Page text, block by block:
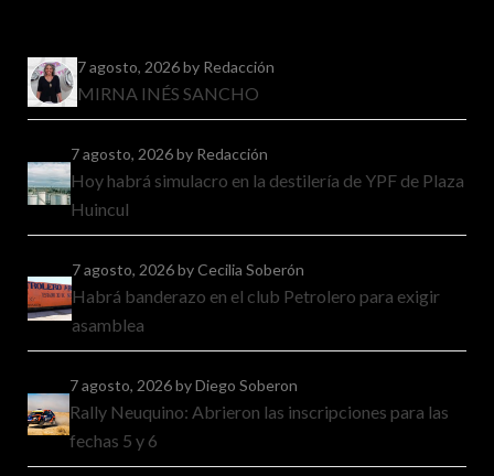
7 agosto, 2026by Redacción
MIRNA INÉS SANCHO
7 agosto, 2026by Redacción
Hoy habrá simulacro en la destilería de YPF de Plaza
Huincul
7 agosto, 2026by Cecilia Soberón
Habrá banderazo en el club Petrolero para exigir
asamblea
7 agosto, 2026by Diego Soberon
Rally Neuquino: Abrieron las inscripciones para las
fechas 5 y 6